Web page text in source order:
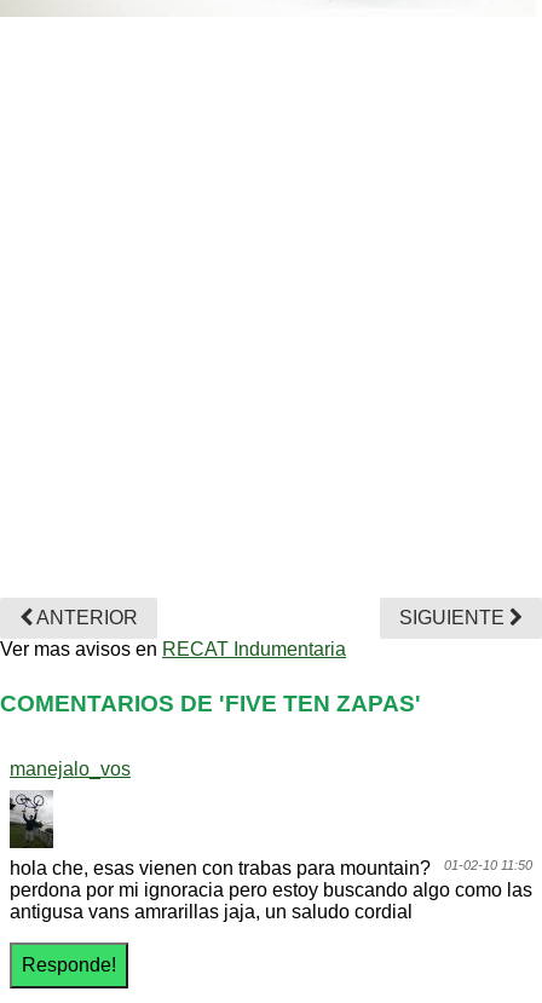
ANTERIOR
SIGUIENTE
Ver mas avisos en RECAT Indumentaria
COMENTARIOS DE 'FIVE TEN ZAPAS'
manejalo_vos
01-02-10 11:50
hola che, esas vienen con trabas para mountain?
perdona por mi ignoracia pero estoy buscando algo como las
antigusa vans amrarillas jaja, un saludo cordial